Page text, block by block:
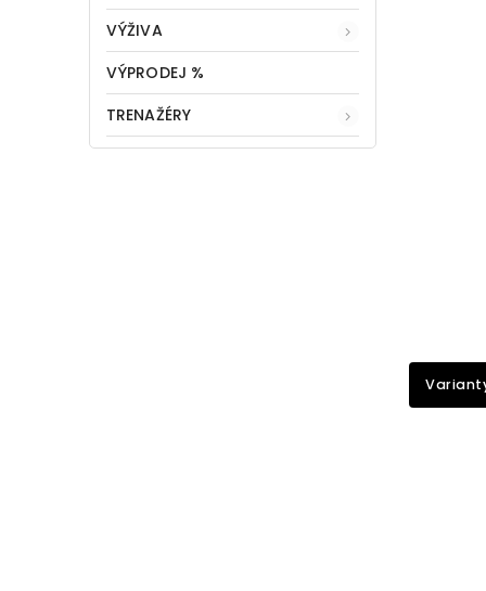
VÝŽIVA
VÝPRODEJ %
TRENAŽÉRY